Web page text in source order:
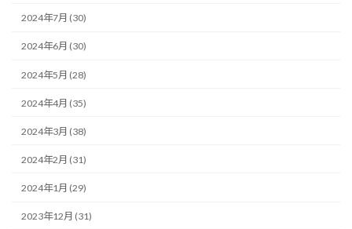
2024年7月 (30)
2024年6月 (30)
2024年5月 (28)
2024年4月 (35)
2024年3月 (38)
2024年2月 (31)
2024年1月 (29)
2023年12月 (31)